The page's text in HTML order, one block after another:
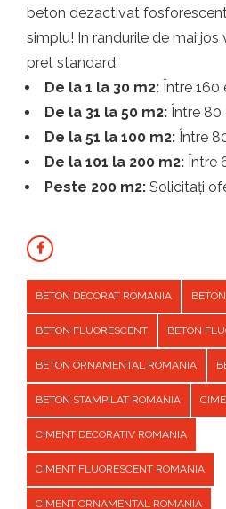
beton dezactivat
simplu! In randurile de mai
pret standard:
De la 1 la 30 m2: Între 160
De la 31 la 50 m2: Între 80
De la 51 la 100 m2: Între
De la 101 la 200 m2: Între
Peste 200 m2: Solicitați
BETON DECORAT ROMANIA
BETON FLUORESCENT BETON
BETON ORNAMENTAL ROMANIA
BETON STAMPILAT ROMANIA
CIMENT DECORATIV ROMANIA
CIMENT FLUORESCENT ROMANIA
CIMENT ORNAMENTAL ROMANIA